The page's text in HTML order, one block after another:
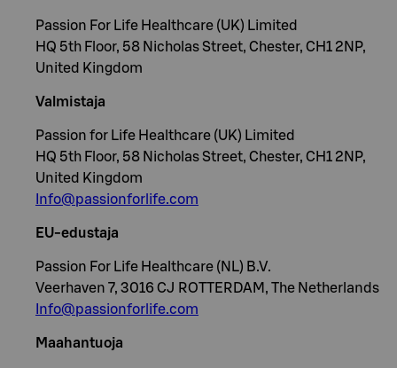
Passion For Life Healthcare (UK) Limited
HQ 5th Floor, 58 Nicholas Street, Chester, CH1 2NP,
United Kingdom
Valmistaja
Passion for Life Healthcare (UK) Limited
HQ 5th Floor, 58 Nicholas Street, Chester, CH1 2NP,
United Kingdom
Info@passionforlife.com
EU-edustaja
Passion For Life Healthcare (NL) B.V.
Veerhaven 7, 3016 CJ ROTTERDAM, The Netherlands
Info@passionforlife.com
Maahantuoja